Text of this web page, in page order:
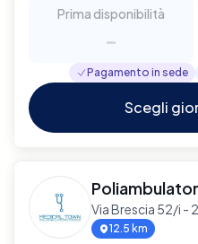
Prima disponibilità
-
Pagamento in sede
Scegli
Via Brescia 52/i -
12.5 km